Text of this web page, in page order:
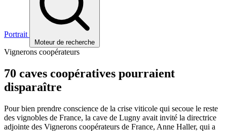
Portrait
Moteur de recherche
Vignerons coopérateurs
70 caves coopératives pourraient
disparaître
Pour bien prendre conscience de la crise viticole qui secoue le reste
des vignobles de France, la cave de Lugny avait invité la directrice
adjointe des Vignerons coopérateurs de France, Anne Haller, qui a